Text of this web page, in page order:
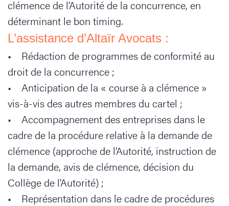
clémence de l’Autorité de la concurrence, en
déterminant le bon timing.
L’assistance d’Altaïr Avocats :
• Rédaction de programmes de conformité au
droit de la concurrence ;
• Anticipation de la « course à a clémence »
vis-à-vis des autres membres du cartel ;
• Accompagnement des entreprises dans le
cadre de la procédure relative à la demande de
clémence (approche de l’Autorité, instruction de
la demande, avis de clémence, décision du
Collège de l’Autorité) ;
• Représentation dans le cadre de procédures